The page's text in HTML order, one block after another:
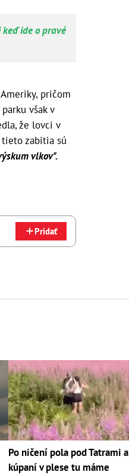
ide o pravé
pričom
však v
že lovci v
tieto zabitia sú
vlkov".
Pridať
Po ničení pola pod Tatrami a
kúpaní v plese tu máme